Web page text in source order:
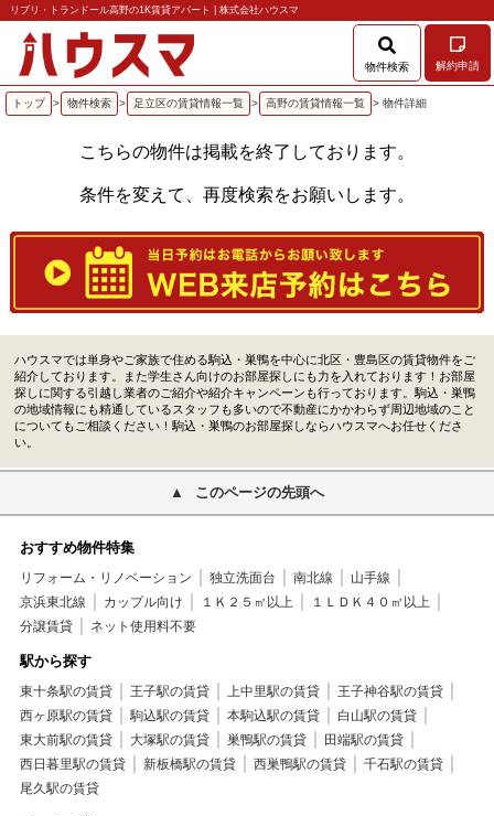
リブリ・トランドール高野の1K賃貸アパート | 株式会社ハウスマ
物件検索 解約申請
トップ > 物件検索 > 足立区の賃貸情報一覧 > 高野の賃貸情報一覧 > 物件詳細
こちらの物件は掲載を終了しております。
条件を変えて、再度検索をお願いします。
ハウスマでは単身やご家族で住める駒込・巣鴨を中心に北区・豊島区の賃貸物件をご
紹介しております。また学生さん向けのお部屋探しにも力を入れております！お部屋
探しに関する引越し業者のご紹介や紹介キャンペーンも行っております。駒込・巣鴨
の地域情報にも精通しているスタッフも多いので不動産にかかわらず周辺地域のこと
についてもご相談ください！駒込・巣鴨のお部屋探しならハウスマへお任せくださ
い。
このページの先頭へ
おすすめ物件特集
リフォーム・リノベーション 独立洗面台 南北線
山手線
京浜東北線
カップル向け １Ｋ２５㎡以上
１ＬＤＫ４０㎡以上
分譲賃貸
ネット使用料不要
駅から探す
東十条駅の賃貸 王子駅の賃貸 上中里駅の賃貸
王子神谷駅の賃貸
西ヶ原駅の賃貸
駒込駅の賃貸 本駒込駅の賃貸
白山駅の賃貸
東大前駅の賃貸
大塚駅の賃貸 巣鴨駅の賃貸
田端駅の賃貸
西日暮里駅の賃貸
新板橋駅の賃貸 西巣鴨駅の賃貸
千石駅の賃貸
尾久駅の賃貸